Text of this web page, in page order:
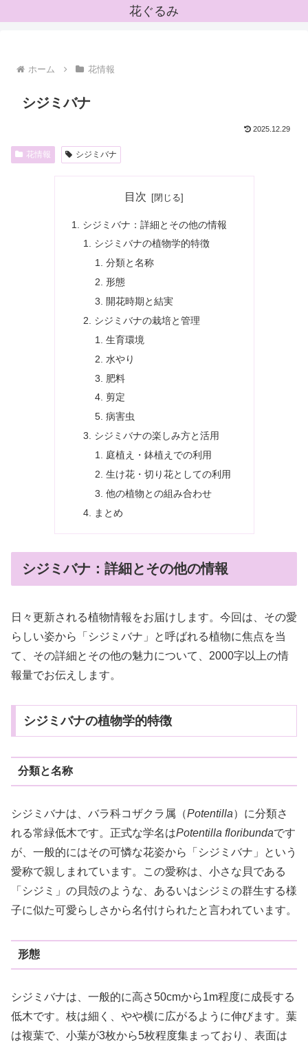
花ぐるみ
ホーム 花情報
シジミバナ
2025.12.29
花情報 シジミバナ
目次
シジミバナ：詳細とその他の情報
シジミバナの植物学的特徴
分類と名称
形態
開花時期と結実
シジミバナの栽培と管理
生育環境
水やり
肥料
剪定
病害虫
シジミバナの楽しみ方と活用
庭植え・鉢植えでの利用
生け花・切り花としての利用
他の植物との組み合わせ
まとめ
シジミバナ：詳細とその他の情報
日々更新される植物情報をお届けします。今回は、その愛
らしい姿から「シジミバナ」と呼ばれる植物に焦点を当
て、その詳細とその他の魅力について、2000字以上の情
報量でお伝えします。
シジミバナの植物学的特徴
分類と名称
シジミバナは、バラ科コザクラ属（Potentilla）に分類さ
れる常緑低木です。正式な学名はPotentilla floribundaです
が、一般的にはその可憐な花姿から「シジミバナ」という
愛称で親しまれています。この愛称は、小さな貝である
「シジミ」の貝殻のような、あるいはシジミの群生する様
子に似た可愛らしさから名付けられたと言われています。
形態
シジミバナは、一般的に高さ50cmから1m程度に成長する
低木です。枝は細く、やや横に広がるように伸びます。葉
は複葉で、小葉が3枚から5枚程度集まっており、表面は